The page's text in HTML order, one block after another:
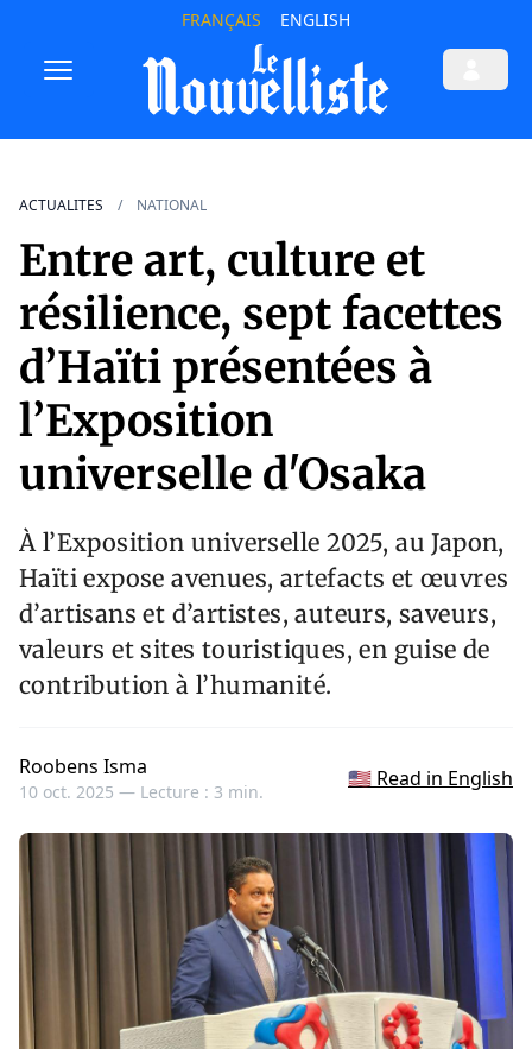
FRANÇAIS ENGLISH
ACTUALITES NATIONAL
Entre art, culture et
résilience, sept facettes
d’Haïti présentées à
l’Exposition
universelle d'Osaka
À l’Exposition universelle 2025, au Japon,
Haïti expose avenues, artefacts et œuvres
d’artisans et d’artistes, auteurs, saveurs,
valeurs et sites touristiques, en guise de
contribution à l’humanité.
Roobens Isma
10 oct. 2025 — Lecture : 3 min.
🇺🇸 Read in English